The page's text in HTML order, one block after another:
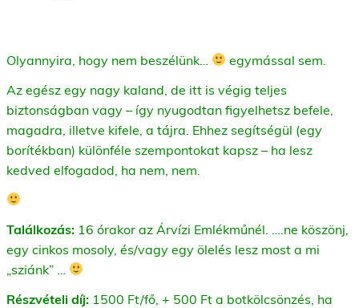
Olyannyira, hogy nem beszélünk…
egymással sem.
Az egész egy nagy kaland, de itt is végig teljes
biztonságban vagy – így nyugodtan figyelhetsz befele,
magadra, illetve kifele, a tájra. Ehhez segítségül (egy
borítékban) különféle szempontokat kapsz – ha lesz
kedved elfogadod, ha nem, nem.
Találkozás: 16 órakor az Árvízi Emlékműnél. ….ne köszönj,
egy cinkos mosoly, és/vagy egy ölelés lesz most a mi
„sziánk” …
Részvételi díj: 1500 Ft/fő, + 500 Ft a botkölcsönzés, ha